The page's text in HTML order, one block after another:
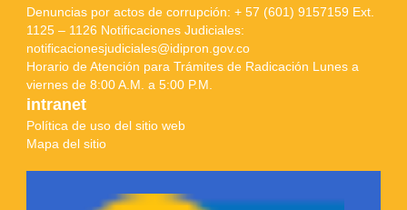
Denuncias por actos de corrupción: + 57 (601) 9157159 Ext.
1125 – 1126 Notificaciones Judiciales:
notificacionesjudiciales@idipron.gov.co
Horario de Atención para Trámites de Radicación Lunes a
viernes de 8:00 A.M. a 5:00 P.M.
intranet
Política de uso del sitio web
Mapa del sitio